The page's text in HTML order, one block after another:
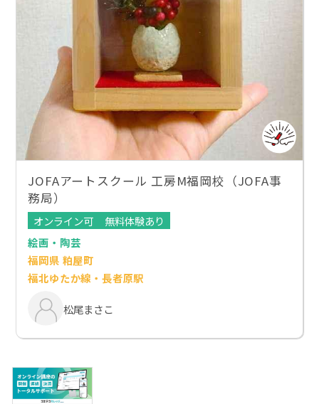
JOFAアートスクール 工房M福岡校（JOFA事
務局）
オンライン可
無料体験あり
絵画・陶芸
福岡県 粕屋町
福北ゆたか線・長者原駅
松尾まさこ